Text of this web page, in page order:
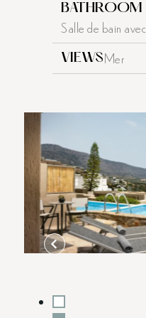
BATHROOM
Salle de bain
VIEWSMer